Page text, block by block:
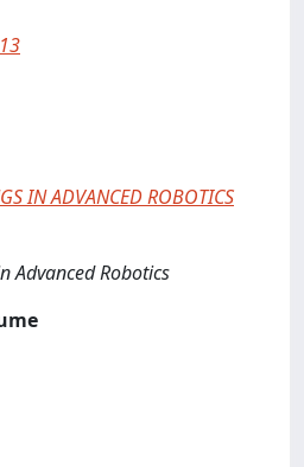
IN ADVANCED ROBOTICS
Advanced Robotics